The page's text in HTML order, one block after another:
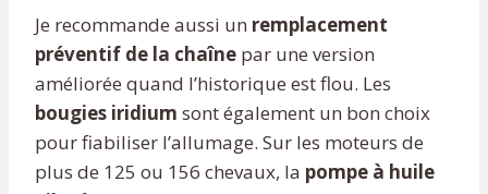
Je recommande aussi un remplacement
préventif de la chaîne par une version
améliorée quand l’historique est flou. Les
bougies iridium sont également un bon choix
pour fiabiliser l’allumage. Sur les moteurs de
plus de 125 ou 156 chevaux, la pompe à huile